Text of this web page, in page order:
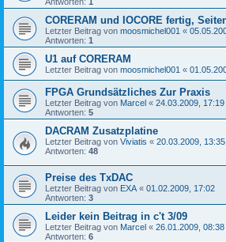
CORERAM und IOCORE fertig,
Letzter Beitrag von moosmichel001 «
Antworten: 1
U1 auf CORERAM
Letzter Beitrag von moosmichel001 «
FPGA Grundsätzliches Zur Praxis
Letzter Beitrag von Marcel « 24.03.2009, 17:19
Antworten: 5
DACRAM Zusatzplatine
Letzter Beitrag von Viviatis « 20.03.2009, 13:35
Antworten: 48
Preise des TxDAC
Letzter Beitrag von EXA « 01.02.2009, 17:02
Antworten: 3
Leider kein Beitrag in c't 3/09
Letzter Beitrag von Marcel « 26.01.2009, 08:38
Antworten: 6